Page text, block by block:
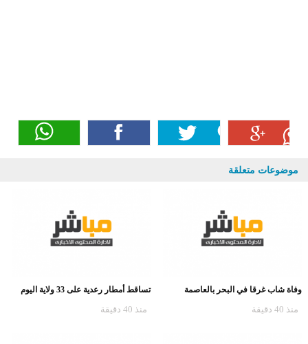
موضوعات متعلقة
وفاة شاب غرقا في البحر بالعاصمة
منذ 40 دقيقة
تساقط أمطار رعدية على 33 ولاية اليوم
منذ 40 دقيقة